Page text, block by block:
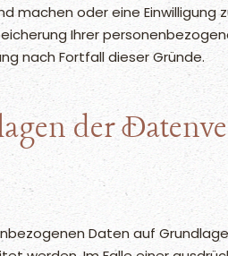
oder eine Einwilligung
Ihrer
nach Fortfall dieser Gründe.
der
Daten auf Grundlage